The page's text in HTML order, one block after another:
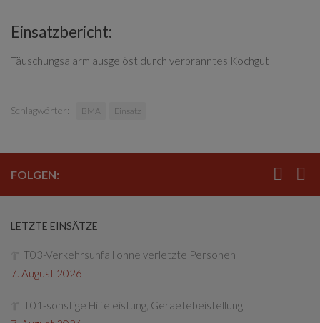
Einsatzbericht:
Täuschungsalarm ausgelöst durch verbranntes Kochgut
Schlagwörter: BMA Einsatz
FOLGEN:
LETZTE EINSÄTZE
T03-Verkehrsunfall ohne verletzte Personen
7. August 2026
T01-sonstige Hilfeleistung, Geraetebeistellung